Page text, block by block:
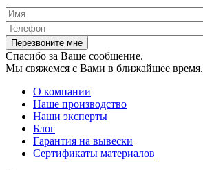
Спасибо за Ваше сообщение.
Мы свяжемся с Вами в ближайшее время.
О компании
Наше производство
Наши эксперты
Блог
Гарантия на вывески
Сертификаты материалов